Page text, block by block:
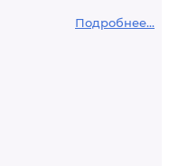
Подробнее...